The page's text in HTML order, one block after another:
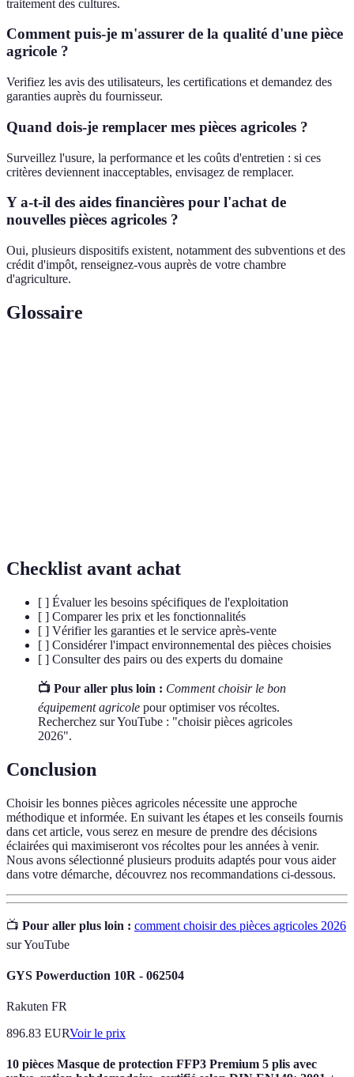
traitement des cultures.
Comment puis-je m'assurer de la qualité d'une pièce
agricole ?
Verifiez les avis des utilisateurs, les certifications et demandez des
garanties auprès du fournisseur.
Quand dois-je remplacer mes pièces agricoles ?
Surveillez l'usure, la performance et les coûts d'entretien : si ces
critères deviennent inacceptables, envisagez de remplacer.
Y a-t-il des aides financières pour l'achat de
nouvelles pièces agricoles ?
Oui, plusieurs dispositifs existent, notamment des subventions et des
crédit d'impôt, renseignez-vous auprès de votre chambre
d'agriculture.
Glossaire
Checklist avant achat
[ ] Évaluer les besoins spécifiques de l'exploitation
[ ] Comparer les prix et les fonctionnalités
[ ] Vérifier les garanties et le service après-vente
[ ] Considérer l'impact environnemental des pièces choisies
[ ] Consulter des pairs ou des experts du domaine
📺 Pour aller plus loin : Comment choisir le bon
équipement agricole pour optimiser vos récoltes.
Recherchez sur YouTube : "choisir pièces agricoles
2026".
Conclusion
Choisir les bonnes pièces agricoles nécessite une approche
méthodique et informée. En suivant les étapes et les conseils fournis
dans cet article, vous serez en mesure de prendre des décisions
éclairées qui maximiseront vos récoltes pour les années à venir.
Nous avons sélectionné plusieurs produits adaptés pour vous aider
dans votre démarche, découvrez nos recommandations ci-dessous.
📺 Pour aller plus loin : comment choisir des pièces agricoles 2026
sur YouTube
GYS Powerduction 10R - 062504
Rakuten FR
896.83 EURVoir le prix
10 pièces Masque de protection FFP3 Premium 5 plis avec